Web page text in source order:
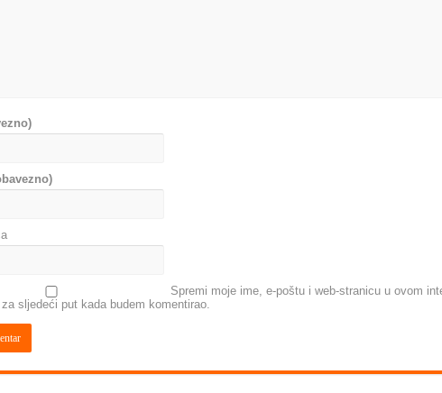
Spremi moje ime, e-poštu i web-stranicu u ovom
sljedeći put kada budem komentirao.